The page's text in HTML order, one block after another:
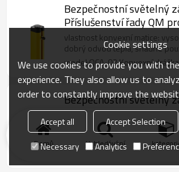
Bezpečnostní světelný
Příslušenství řady QM
Konvexní drážka
vlastnost konvexní matice:
dobrý odvod tepla, snadné
model:QCA-03 Konvexní
Bezpečnostní světelný
příslušenství pro QOA-
drážka
vlastnost konvexní matice:
dobrý odvod tepla, snadné
model:QOA-03 Konvexní
Domů Vyhledávání
Cookie settings
We use cookies to provide you with
experience. They also allow us to
order to constantly improve the
Accept all Accept Selection
Necessary
Analytics